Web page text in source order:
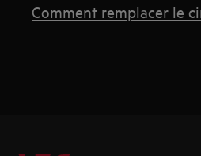
Comment remplacer le